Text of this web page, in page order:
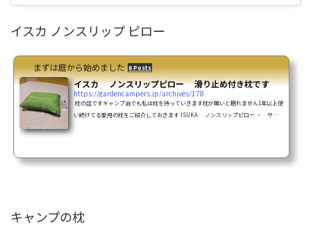
イスカ ノンスリップ ピロー
まずは庭から始めました 6 Posts
イスカ ノンスリップピロー 滑り止め付き枕です
https://gardencampers.jp/archives/178
枕の話ですキャンプ泊でも私は枕を持っていきます枕が無いと眠れません1年以上使
い続けてる愛用の枕をご紹介しておきます ISUKA ノンスリップピロー ・ サイ
(モンベル) U.L.コンフォートシステム ピロー/MST 1124290もっとコンパクトになる
キャンプの枕